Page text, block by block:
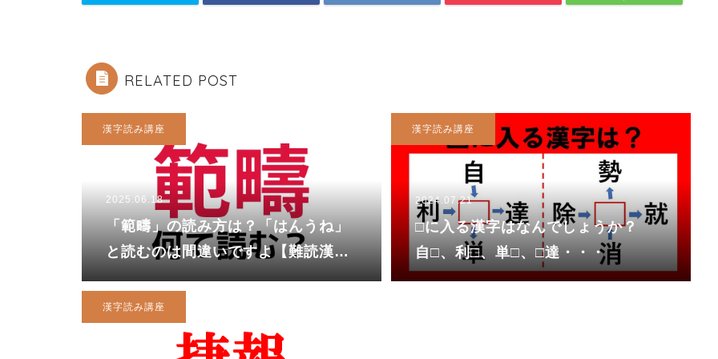
RELATED POST
漢字読み講座
2025.06.18
「範疇」の読み方は？「はんうね」
と読むのは間違いですよ【難読漢
字】
漢字読み講座
2024.07.21
□に入る漢字はなんでしょうか？
自□、利□、単□、□達・・・
漢字読み講座